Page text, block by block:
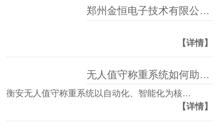
郑州金恒电子技术有限公司商标证书展示
【详情】
衡安无人值守称重系统以自动化、智能化为核…
【详情】